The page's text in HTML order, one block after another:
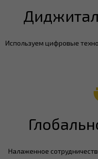
Используем цифровые
Налаженное